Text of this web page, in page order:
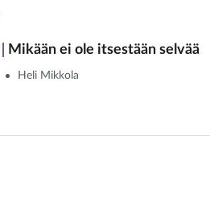
Mikään ei ole itsestään selvää
Heli Mikkola